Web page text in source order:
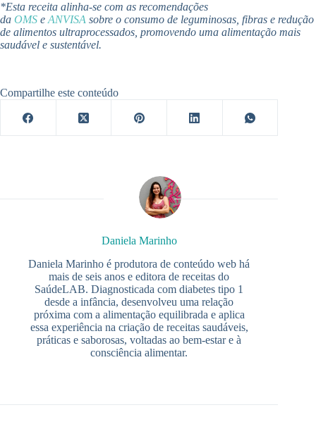
*Esta receita alinha-se com as recomendações
da OMS e ANVISA sobre o consumo de leguminosas, fibras e redução
de alimentos ultraprocessados, promovendo uma alimentação mais
saudável e sustentável.
Compartilhe este conteúdo
Daniela Marinho
Daniela Marinho é produtora de conteúdo web há
mais de seis anos e editora de receitas do
SaúdeLAB. Diagnosticada com diabetes tipo 1
desde a infância, desenvolveu uma relação
próxima com a alimentação equilibrada e aplica
essa experiência na criação de receitas saudáveis,
práticas e saborosas, voltadas ao bem-estar e à
consciência alimentar.